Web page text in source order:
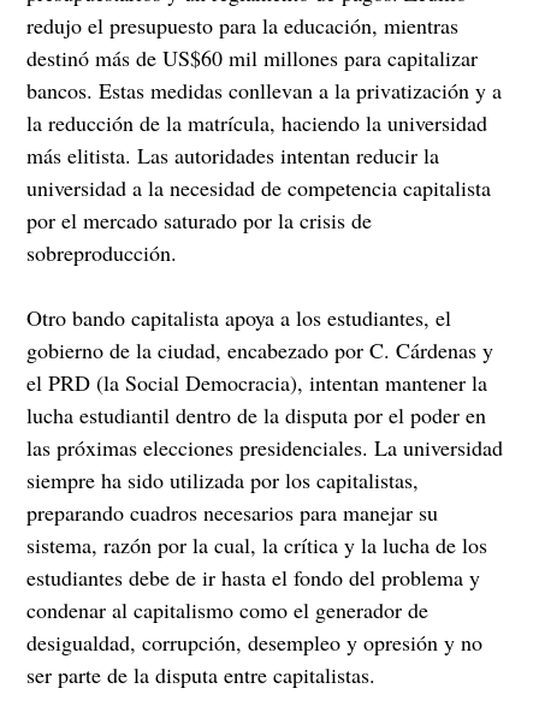
redujo el presupuesto para la educación, mientras
destinó más de US$60 mil millones para capitalizar
bancos. Estas medidas conllevan a la privatización y a
la reducción de la matrícula, haciendo la universidad
más elitista. Las autoridades intentan reducir la
universidad a la necesidad de competencia capitalista
por el mercado saturado por la crisis de
sobreproducción.
Otro bando capitalista apoya a los estudiantes, el
gobierno de la ciudad, encabezado por C. Cárdenas y
el PRD (la Social Democracia), intentan mantener la
lucha estudiantil dentro de la disputa por el poder en
las próximas elecciones presidenciales. La universidad
siempre ha sido utilizada por los capitalistas,
preparando cuadros necesarios para manejar su
sistema, razón por la cual, la crítica y la lucha de los
estudiantes debe de ir hasta el fondo del problema y
condenar al capitalismo como el generador de
desigualdad, corrupción, desempleo y opresión y no
ser parte de la disputa entre capitalistas.